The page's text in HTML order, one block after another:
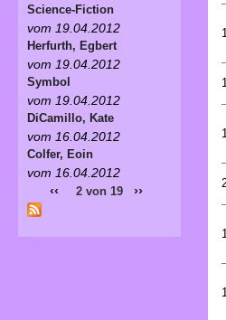
Science-Fiction
vom 19.04.2012
Herfurth, Egbert
vom 19.04.2012
Symbol
vom 19.04.2012
DiCamillo, Kate
vom 16.04.2012
Colfer, Eoin
vom 16.04.2012
‹‹ 2 von 19 ››